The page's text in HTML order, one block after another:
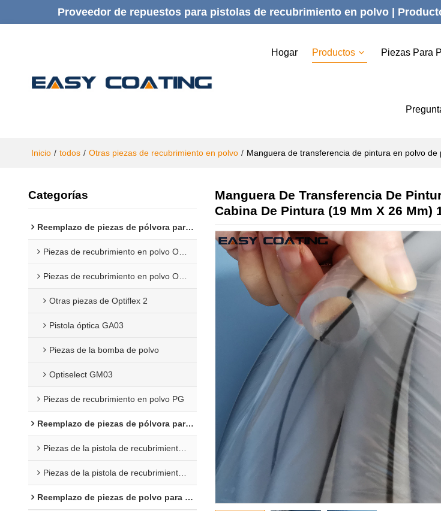
Proveedor de repuestos para pistolas de recubrimiento en polvo |
Hogar Productos Piezas Para
Inicio / todos / Otras piezas de recubrimiento en polvo / Manguera de transferencia de pintura en polvo
Categorías
Reemplazo de piezas de pólvora para Gema
Piezas de recubrimiento en polvo Opti 1F
Piezas de recubrimiento en polvo Opti 2F
Otras piezas de Optiflex 2
Pistola óptica GA03
Piezas de la bomba de polvo
Optiselect GM03
Piezas de recubrimiento en polvo PG
Reemplazo de piezas de pólvora para Wagner
Piezas de la pistola de recubrimiento C4
Piezas de la pistola de recubrimiento en polvo X1
Reemplazo de piezas de polvo para Nordson
Manguera De Transferencia De
Cabina De Pintura (19 Mm X 26 Mm)